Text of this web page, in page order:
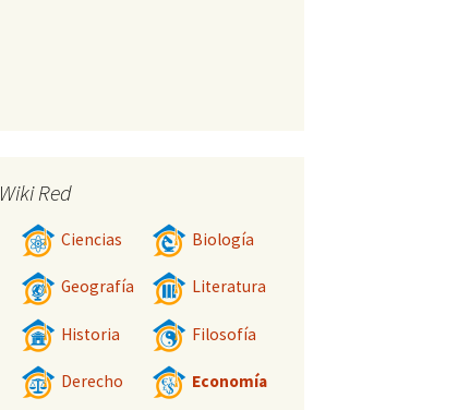
Wiki Red
Ciencias Biología
Geografía Literatura
Historia Filosofía
Derecho Economía